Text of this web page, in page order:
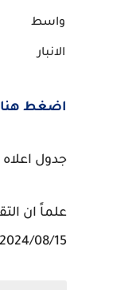
واسط
الانبار
اضغط هنا
جدول اعلاه
2024/08/15 وتكون الاعتراضات في اقسام الاقضية حصراً.